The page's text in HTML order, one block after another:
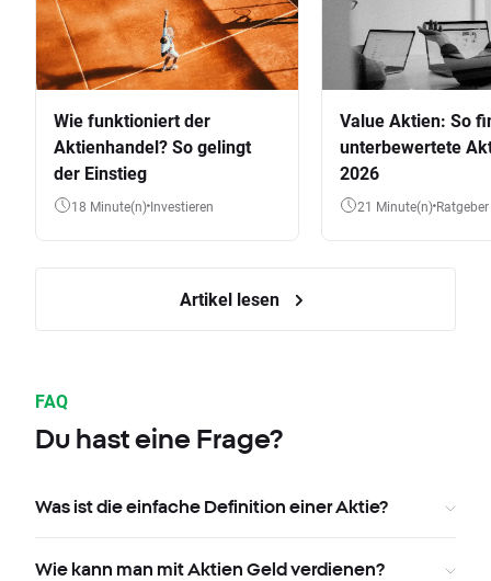
Wie funktioniert der
Aktienhandel? So gelingt
der Einstieg
18 Minute(n) Investieren
Value Aktien: So
unterbewertete
2026
21 Minute(n) Ratgeber
Artikel lesen
FAQ
Du hast eine Frage?
Was ist die einfache Definition einer Aktie?
Wie kann man mit Aktien Geld verdienen?